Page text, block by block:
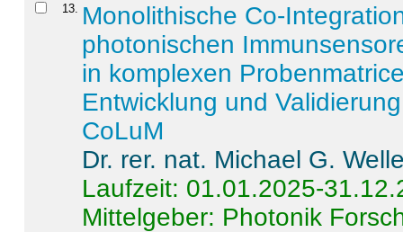
13
Monolithische Co-
photonischen
in komplexen
Entwicklung und
CoLuM
Dr. rer. nat. Michael G.
Laufzeit: 01.01.2025-
Mittelgeber: Photonik